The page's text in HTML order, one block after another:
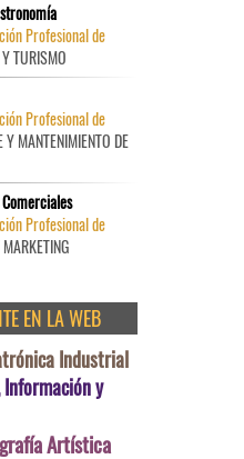
Profesional de
TURISMO
Profesional de
MANTENIMIENTO DE
Profesional de
EN LA WEB
Industrial
y
Artística